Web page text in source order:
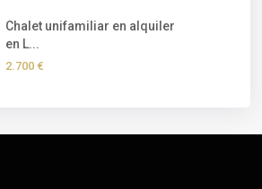
Chalet unifamiliar en alquiler
en L...
2.700 €